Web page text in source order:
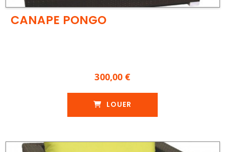
CANAPE PONGO
300,00 €
LOUER